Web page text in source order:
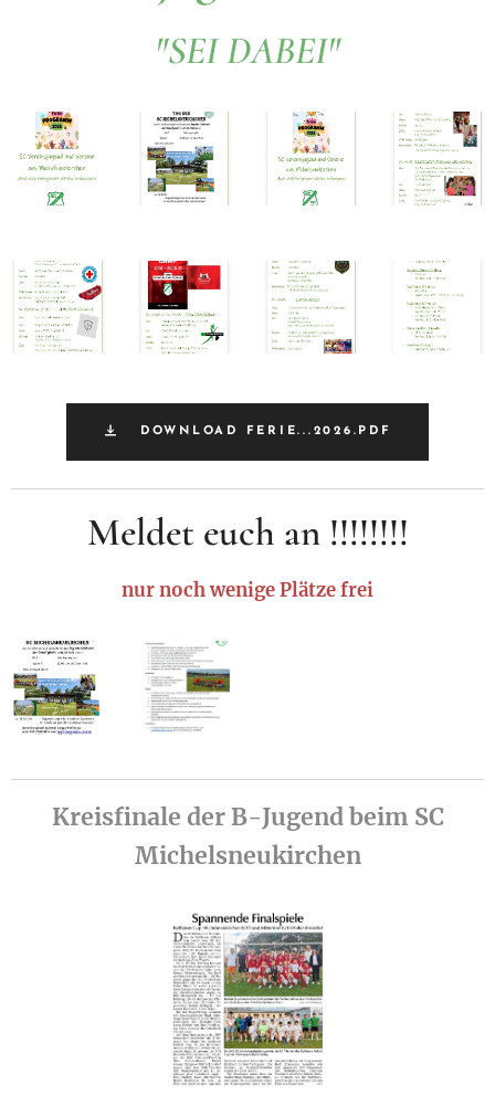
"SEI DABEI"
DOWNLOAD FERIE...2026.PDF
Meldet euch an !!!!!!!!
nur noch wenige Plätze frei
Kreisfinale der B-Jugend beim SC
Michelsneukirchen